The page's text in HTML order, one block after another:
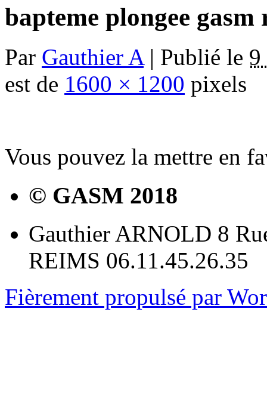
bapteme plongee gasm
Par Gauthier A | Publié le 9
est de 1600 × 1200 pixels
Vous pouvez la mettre en
© GASM 2018
Gauthier ARNOLD 8
REIMS 06.11.45.26.35
Fièrement propulsé par